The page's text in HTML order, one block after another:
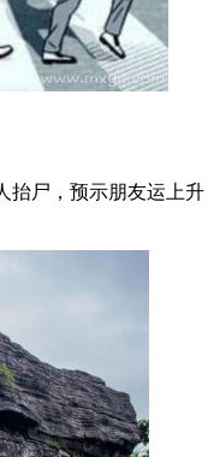
抬尸，预示朋友运上